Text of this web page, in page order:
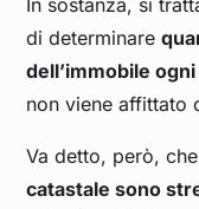
In sostanza, si
di determinare
dell’immobile
non viene affittato
Va detto, però,
catastale sono